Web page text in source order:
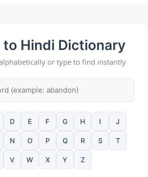
to Hindi Dictionary
or type to find instantly
D E F G H I J
N O P Q R S T
V W X Y Z